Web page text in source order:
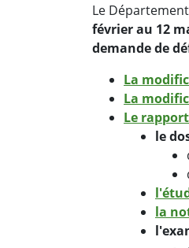
Le
février au 12
demande de
La
La
Le
le
la